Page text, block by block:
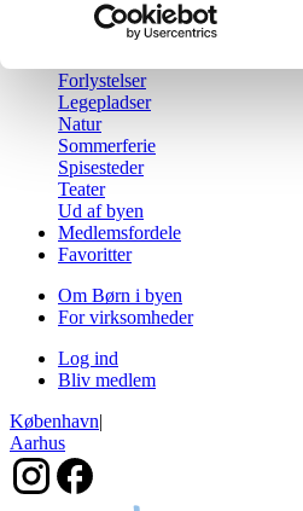
Børn i byen Prisen
Børnefødselsdag
Forlystelser
Legepladser
Natur
Sommerferie
Spisesteder
Teater
Ud af byen
Medlemsfordele
Favoritter
Om Børn i byen
For virksomheder
Log ind
Bliv medlem
København|
Aarhus